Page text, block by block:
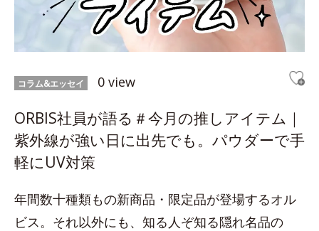
コラム&エッセイ 0 view
ORBIS社員が語る＃今月の推しアイテム｜
紫外線が強い日に出先でも。パウダーで手
軽にUV対策
年間数十種類もの新商品・限定品が登場するオル
ビス。それ以外にも、知る人ぞ知る隠れ名品の